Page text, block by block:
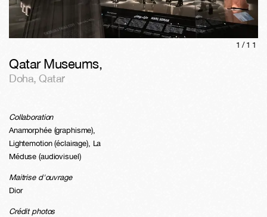
1/ 11
Qatar Museums,
Doha,Qatar
Collaboration
Anamorphée (graphisme),
Lightemotion (éclairage), La
Méduse (audiovisuel)
Maitrise d'ouvrage
Dior
Crédit photos